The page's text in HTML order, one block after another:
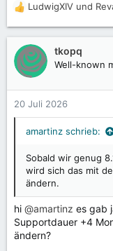
R
e
a
k
t
o
n
LudwigXIV und
tkopq
Well-known
20 Juli 2026
amartinz schrieb:
Sobald wir genug
wird sich das mit
ändern.
hi @amartinz es gab
Supportdauer +4
ändern?